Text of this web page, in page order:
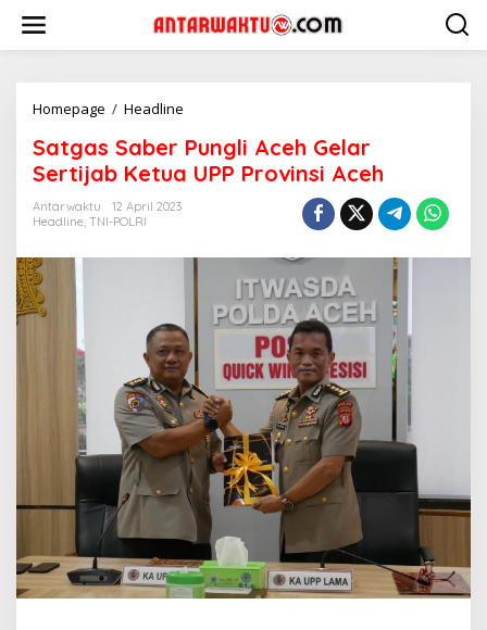
konten
Homepage / Headline
Pungli
Aceh
Gelar
Provinsi
Satgas Saber Pungli Aceh Gelar
Sertijab Ketua UPP Provinsi Aceh
Antarwaktu
12 April 2023
Headline, TNI-POLRI